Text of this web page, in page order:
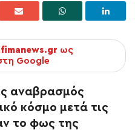
ως
Google
αναβρασμός
κόσμο μετά τις
το φως της